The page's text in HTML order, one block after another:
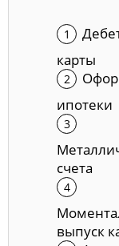
карты
ипотеки
счета
выпуск